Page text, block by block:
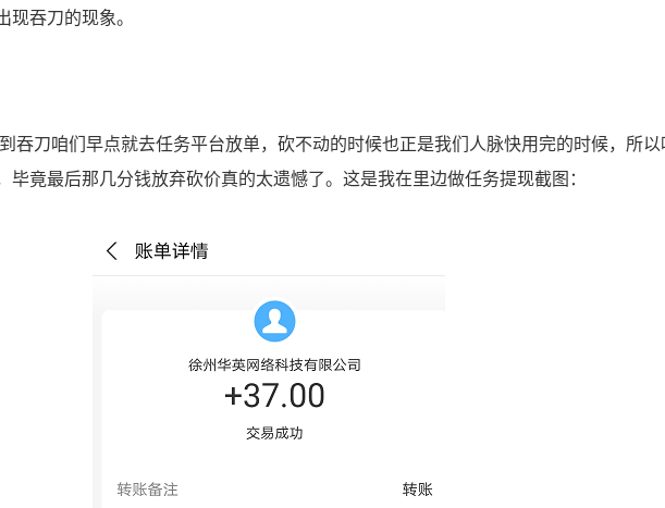
现吞刀的现象。
刀咱们早点就去任务平台放单，砍不动的时候也正是我们人脉快用完的时候，所以
毕竟最后那几分钱放弃砍价真的太遗憾了。这是我在里边做任务提现截图：